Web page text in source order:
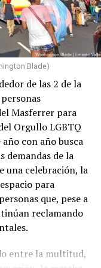
enfrentaban
como Carayaca,
estado también
Aunque
daños
las zonas más
alterada su
las
interdependencia
a La
también habían
gays a
que detrás
y proyectos de
aquellas
ocuparán
años vivieron
Blade)
de las 2 de la
Masferrer para
Orgullo LGBTQ
con año busca
demandas de la
una celebración, la
para
que, pese a
reclamando
entre la multitud,